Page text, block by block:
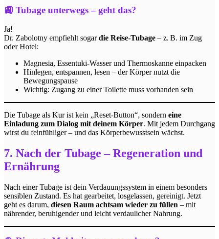
🚉 Tubage unterwegs – geht das?
Ja!
Dr. Zabolotny empfiehlt sogardie Reise-Tubage – z. B. im Zug
oder Hotel:
Magnesia, Essentuki-Wasser und Thermoskanne einpacken
Hinlegen, entspannen, lesen – der Körper nutzt die
Bewegungspause
Wichtig: Zugang zu einer Toilette muss vorhanden sein
Die Tubage als Kur ist kein „Reset-Button“, sondern eine
Einladung zum Dialog mit deinem Körper. Mit jedem Durchgang
wirst du feinfühliger – und das Körperbewusstsein wächst.
7. Nach der Tubage – Regeneration und
Ernährung
Nach einer Tubage ist dein Verdauungssystem in einem besonders
sensiblen Zustand. Es hat gearbeitet, losgelassen, gereinigt. Jetzt
geht es darum, diesen Raum achtsam wieder zu füllen – mit
nährender, beruhigender und leicht verdaulicher Nahrung.